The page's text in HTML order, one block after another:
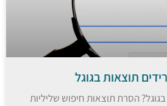
תוצאות בגוגל
הסרת תוצאות חיפוש שליליות